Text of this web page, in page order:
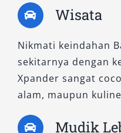
Wisata
Nikmati keindahan
sekitarnya dengan
Xpander sangat
alam, maupun
Mudik